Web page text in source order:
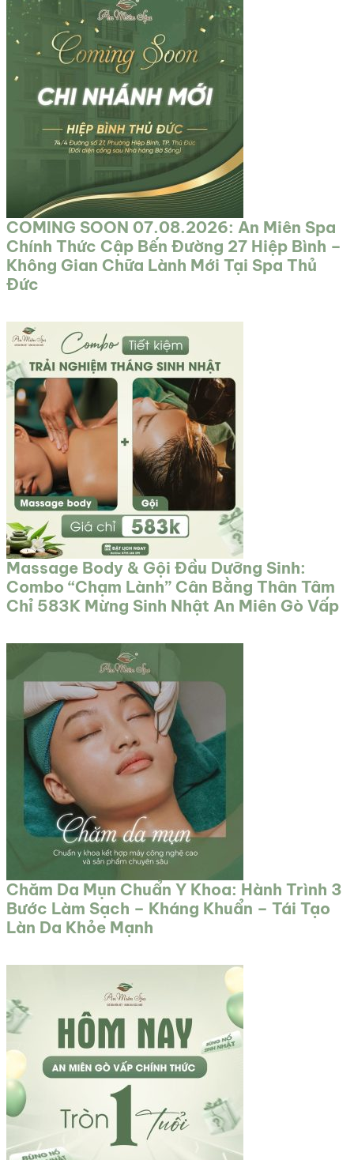
COMING SOON 07.08.2026: An Miên Spa
Chính Thức Cập Bến Đường 27 Hiệp Bình –
Không Gian Chữa Lành Mới Tại Spa Thủ
Đức
Massage Body & Gội Đầu Dưỡng Sinh:
Combo “Chạm Lành” Cân Bằng Thân Tâm
Chỉ 583K Mừng Sinh Nhật An Miên Gò Vấp
Chăm Da Mụn Chuẩn Y Khoa: Hành Trình 3
Bước Làm Sạch – Kháng Khuẩn – Tái Tạo
Làn Da Khỏe Mạnh